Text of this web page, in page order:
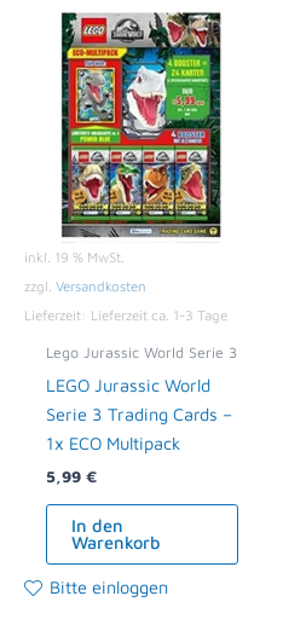
inkl. 19 % MwSt.
zzgl. Versandkosten
Lieferzeit: Lieferzeit ca. 1-3 Tage
Lego Jurassic World Serie 3
LEGO Jurassic World
Serie 3 Trading Cards –
1x ECO Multipack
5,99 €
In den
Warenkorb
Bitte einloggen